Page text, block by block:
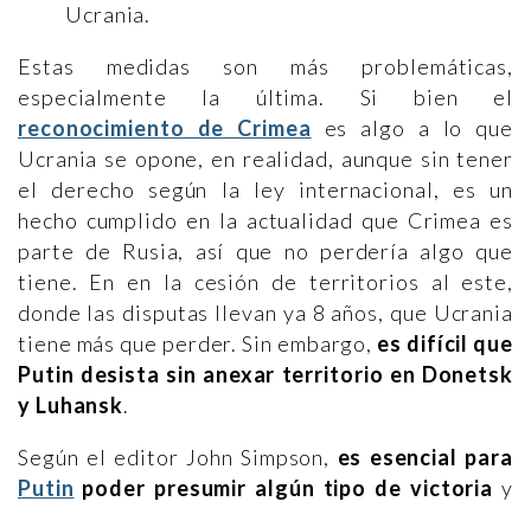
Ucrania.
Estas medidas son más problemáticas,
especialmente la última. Si bien el
reconocimiento de Crimea es algo a lo que
Ucrania se opone, en realidad, aunque sin tener
el derecho según la ley internacional, es un
hecho cumplido en la actualidad que Crimea es
parte de Rusia, así que no perdería algo que
tiene. En en la cesión de territorios al este,
donde las disputas llevan ya 8 años, que Ucrania
tiene más que perder. Sin embargo, es difícil que
Putin desista sin anexar territorio en Donetsk
y Luhansk.
Según el editor John Simpson, es esencial para
Putin poder presumir algún tipo de victoria y